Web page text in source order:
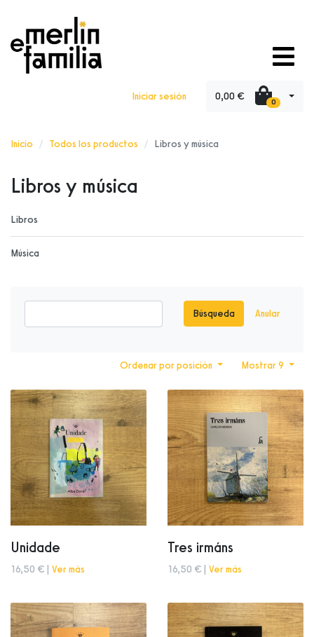
Iniciar sesión 0,00 € 0
Inicio Todos los productos Libros y música
Libros y música
Libros
Música
Búsqueda Anular
Mostrar 9
Ordenar por posición
Unidade
16,50 € | Ver más
Tres irmáns
16,50 € | Ver más